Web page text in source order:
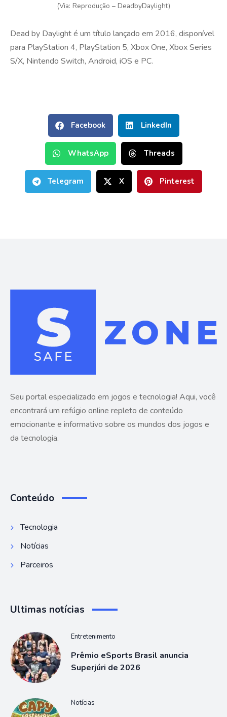
(Via: Reprodução – DeadbyDaylight)
Dead by Daylight é um título lançado em 2016, disponível
para PlayStation 4, PlayStation 5, Xbox One, Xbox Series
S/X, Nintendo Switch, Android, iOS e PC.
Facebook LinkedIn
WhatsApp Threads
Telegram X Pinterest
Seu portal especializado em jogos e tecnologia! Aqui, você
encontrará um refúgio online repleto de conteúdo
emocionante e informativo sobre os mundos dos jogos e
da tecnologia.
Conteúdo
Tecnologia
Notícias
Parceiros
Ultimas notícias
Entretenimento
Prêmio eSports Brasil anuncia
Superjúri de 2026
Notícias